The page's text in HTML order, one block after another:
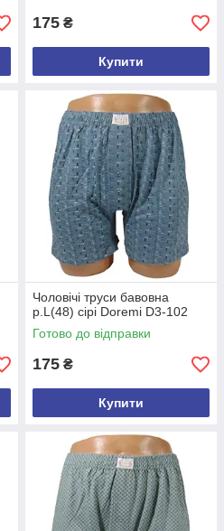
175 ₴
Купити
Чоловічі труси бавовна
р.L(48) сірі Doremi D3-102
Готово до відправки
175 ₴
Купити